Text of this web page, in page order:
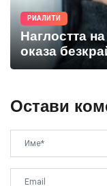
РИАЛИТИ
Наглостта
оказа
Остави